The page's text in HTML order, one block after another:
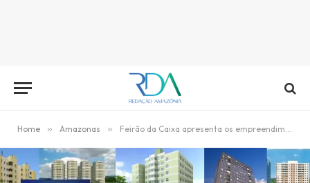
Home » Amazonas » Feirão da Caixa apresenta os empreendimentos do programa Minha Casa, Minha Vida